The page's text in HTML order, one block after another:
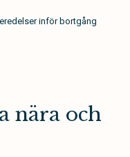
inför bortgång
nära och